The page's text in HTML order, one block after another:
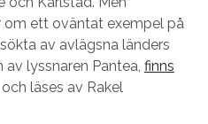
om ett oväntat exempel på
av avlägsna länders
av lyssnaren Pantea, finns
och läses av Rakel